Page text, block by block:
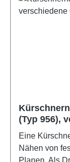
(Typ 956),
Eine
Nähen von
Planen. Als